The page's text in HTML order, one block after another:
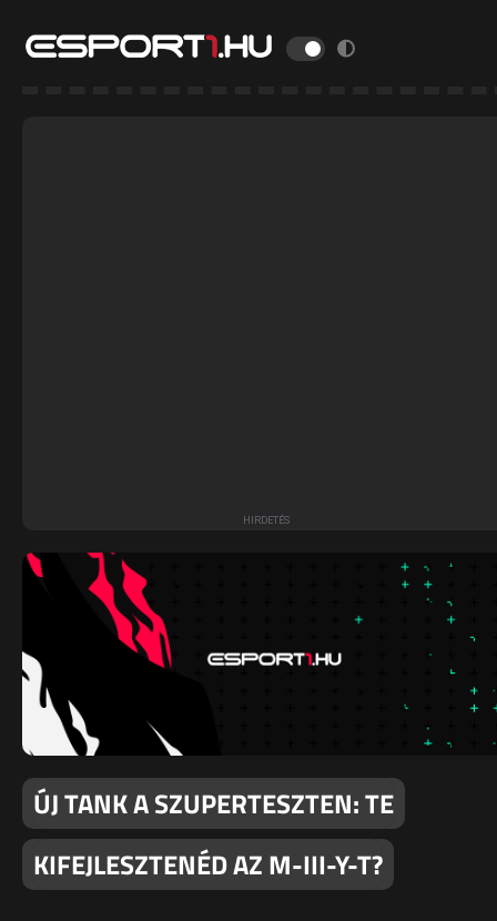
ÚJ TANK A SZUPERTESZTEN: TE
KIFEJLESZTENÉD AZ M-III-Y-T?